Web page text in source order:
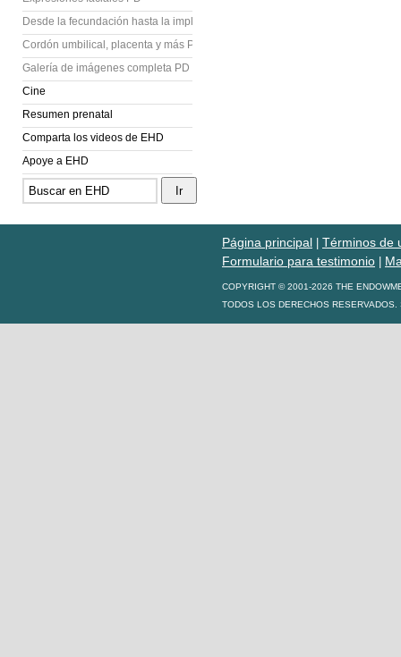
Desde la fecundación hasta la implantación PD
Cordón umbilical, placenta y más PD
Galería de imágenes completa PD
Cine
Resumen prenatal
Comparta los videos de EHD
Apoye a EHD
Página principal
Términos de
Formulario para testimonio
COPYRIGHT © 2001-2026 THE
TODOS LOS DERECHOS